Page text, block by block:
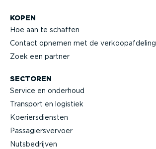
KOPEN
Hoe aan te schaffen
Contact opnemen met de verkoop­af­deling
Zoek een partner
SECTOREN
Service en onderhoud
Transport en logistiek
Koeriers­diensten
Passa­giers­vervoer
Nutsbe­drijven